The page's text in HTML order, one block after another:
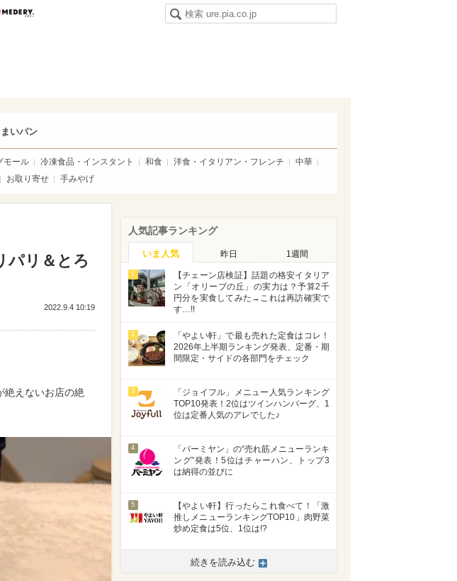
い肉
まいパン
モール 冷凍食品・インスタント 和食 洋食・イタリアン・フレンチ
中華
お取り寄せ 手みやげ
パリ＆とろ
2022.9.4 10:19
絶えないお店の絶
人気記事ランキング
いま人気 昨日 1週間
1
【チェーン店検証】話題の格安イタリア
ン「オリーブの丘」の実力は？予算2千
円分を実食してみた→これは再訪確実で
す…!!
2
「やよい軒」で最も売れた定食はコレ！
2026年上半期ランキング発表、定番・期
間限定・サイドの各部門をチェック
3
「ジョイフル」メニュー人気ランキング
TOP10発表！2位はツインハンバーグ、1
位は定番人気のアレでした♪
4
「バーミヤン」の“売れ筋メニューランキ
ング”発表！5位はチャーハン、トップ3
は納得の並びに
5
【やよい軒】行ったらこれ食べて！「激
推しメニューランキングTOP10」肉野菜
炒め定食は5位、1位は!?
続きを読み込む